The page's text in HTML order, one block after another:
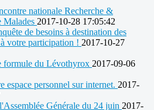
nationale Recherche &
Malades 2017-10-28 17:05:42
de besoins à destination des
votre participation ! 2017-10-27
formule du Lévothyrox 2017-09-06
espace personnel sur internet. 2017-
Générale du 24 juin 2017-